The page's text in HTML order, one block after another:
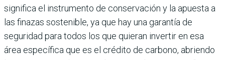
significa el instrumento de conservación y la apuesta a
las finazas sostenible, ya que hay una garantía de
seguridad para todos los que quieran invertir en esa
área específica que es el crédito de carbono, abriendo